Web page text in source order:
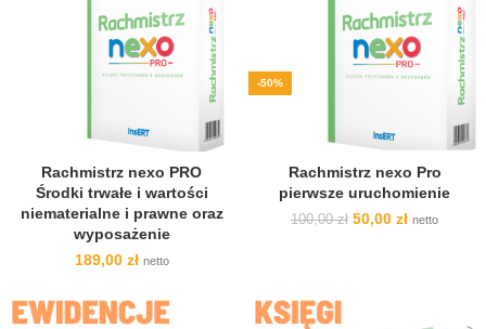
Rachmistrz nexo PRO
Środki trwałe i wartości
niematerialne i prawne oraz
wyposażenie
189,00 zł netto
-50%
Rachmistrz nexo Pro
pierwsze uruchomienie
100,00zł Pierwotna
50,00 złAktualna
netto